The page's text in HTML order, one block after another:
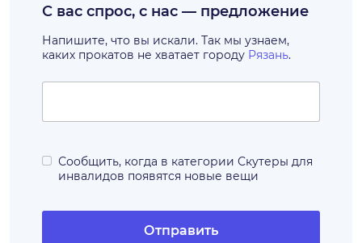
С вас спрос, с нас — предложение
Напишите, что вы искали. Так мы узнаем,
каких прокатов не хватает городу Рязань.
Сообщить, когда в категории Скутеры для
инвалидов появятся новые вещи
Отправить